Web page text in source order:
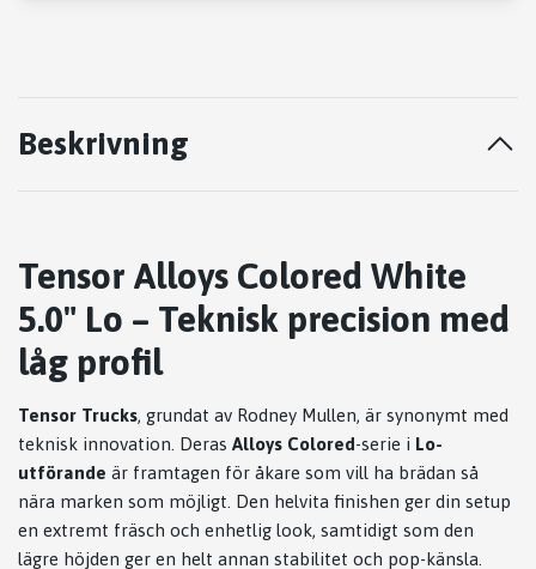
Beskrivning
Tensor Alloys Colored White
5.0" Lo – Teknisk precision med
låg profil
Tensor Trucks, grundat av Rodney Mullen, är synonymt med
teknisk innovation. Deras Alloys Colored-serie i Lo-
utförande är framtagen för åkare som vill ha brädan så
nära marken som möjligt. Den helvita finishen ger din setup
en extremt fräsch och enhetlig look, samtidigt som den
lägre höjden ger en helt annan stabilitet och pop-känsla.